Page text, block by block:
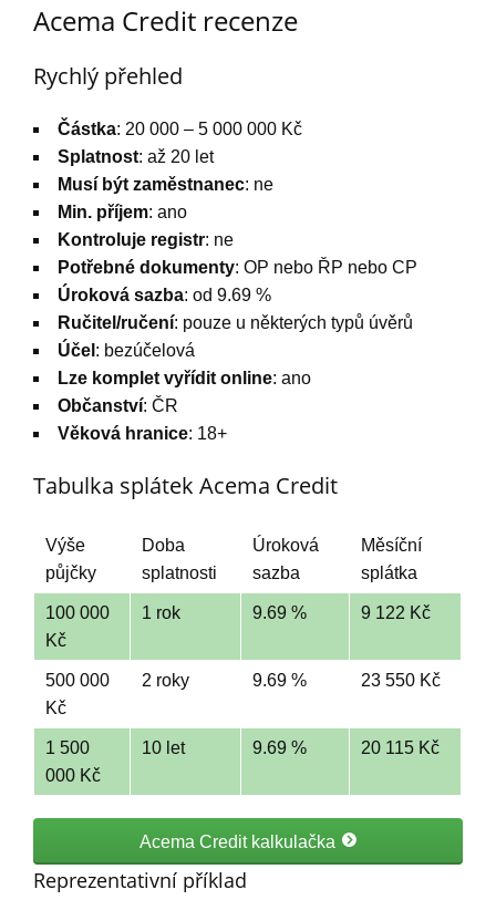
Acema Credit recenze
Rychlý přehled
Částka: 20 000 – 5 000 000 Kč
Splatnost: až 20 let
Musí být zaměstnanec: ne
Min. příjem: ano
Kontroluje registr: ne
Potřebné dokumenty: OP nebo ŘP nebo CP
Úroková sazba: od 9.69 %
Ručitel/ručení: pouze u některých typů úvěrů
Účel : bezúčelová
Lze komplet vyřídit online: ano
Občanství: ČR
Věková hranice: 18+
Tabulka splátek Acema Credit
Výše
půjčky
Doba
splatnosti
Úroková
sazba
Měsíční
splátka
100 000
Kč
1 rok 9.69 % 9 122 Kč
500 000
Kč
2 roky 9.69 % 23 550 Kč
1 500
000 Kč
10 let 9.69 % 20 115 Kč
Acema Credit kalkulačka
Reprezentativní příklad